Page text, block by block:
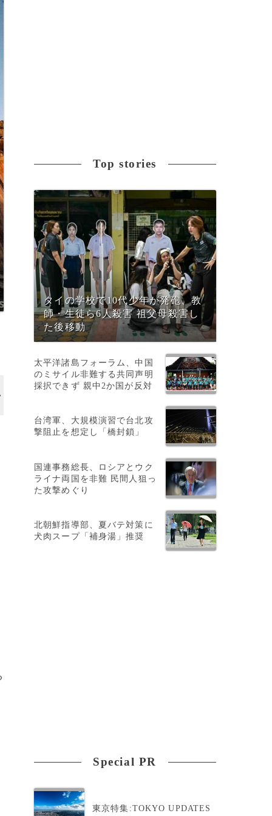
Top stories
タイの学校で10代少年が発砲、教
師・生徒ら6人殺害 祖父母殺害し
た後移動
太平洋諸島フォーラム、中国
のミサイル非難する共同声明
採択できず 親中2か国が反対
台湾軍、大規模演習で台北攻
撃阻止を想定し「橋封鎖」
国連事務総長、ロシアとウク
ライナ両国を非難 民間人狙っ
た攻撃めぐり
北朝鮮指導部、夏バテ対策に
犬肉スープ「補身湯」推奨
Special PR
東京特集:TOKYO UPDATES